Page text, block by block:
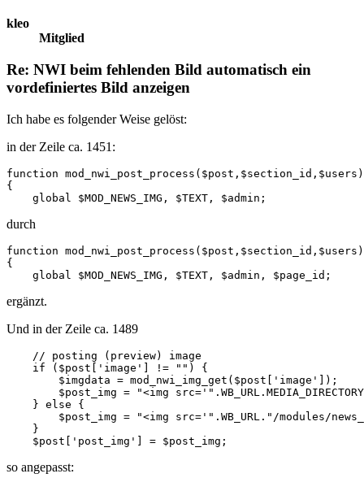
kleo
Mitglied
Re: NWI beim fehlenden Bild automatisch ein
vordefiniertes Bild anzeigen
Ich habe es folgender Weise gelöst:
in der Zeile ca. 1451:
function mod_nwi_post_process($post,$section_id,$users)
{
    global $MOD_NEWS_IMG, $TEXT, $admin;
durch
function mod_nwi_post_process($post,$section_id,$users)
{
    global $MOD_NEWS_IMG, $TEXT, $admin, $page_id;
ergänzt.
Und in der Zeile ca. 1489
    // posting (preview) image
    if ($post['image'] != "") {
        $imgdata = mod_nwi_img_get($post['image']);
$post_img = "<img
    } else {
$post_img = "<img src='".WB_URL."/modules/
    }
    $post['post_img'] = $post_img;
so angepasst: